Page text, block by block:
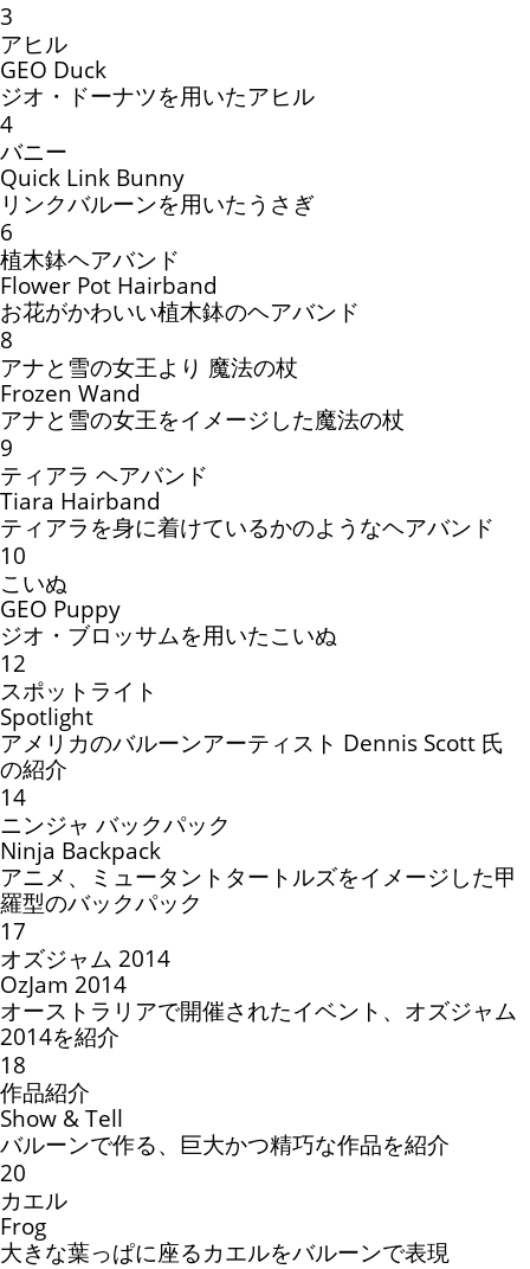
3
アヒル
GEO Duck
ジオ・ドーナツを用いたアヒル
4
バニー
Quick Link Bunny
リンクバルーンを用いたうさぎ
6
植木鉢ヘアバンド
Flower Pot Hairband
お花がかわいい植木鉢のヘアバンド
8
アナと雪の女王より 魔法の杖
Frozen Wand
アナと雪の女王をイメージした魔法の杖
9
ティアラ ヘアバンド
Tiara Hairband
ティアラを身に着けているかのようなヘアバンド
10
こいぬ
GEO Puppy
ジオ・ブロッサムを用いたこいぬ
12
スポットライト
Spotlight
アメリカのバルーンアーティスト Dennis Scott 氏
の紹介
14
ニンジャ バックパック
Ninja Backpack
アニメ、ミュータントタートルズをイメージした甲
羅型のバックパック
17
オズジャム 2014
OzJam 2014
オーストラリアで開催されたイベント、オズジャム
2014を紹介
18
作品紹介
Show & Tell
バルーンで作る、巨大かつ精巧な作品を紹介
20
カエル
Frog
大きな葉っぱに座るカエルをバルーンで表現